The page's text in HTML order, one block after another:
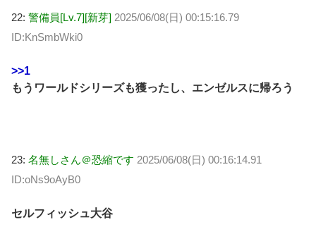
22: 警備員[Lv.7][新芽] 2025/06/08(日) 00:15:16.79
ID:KnSmbWki0
>>1
もうワールドシリーズも獲ったし、エンゼルスに帰ろう
23: 名無しさん＠恐縮です 2025/06/08(日) 00:16:14.91
ID:oNs9oAyB0
セルフィッシュ大谷